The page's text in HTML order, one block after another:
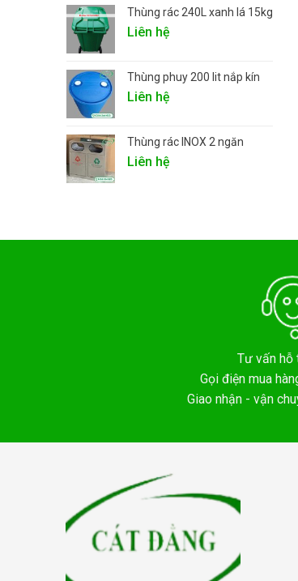
Thùng rác 240L xanh lá 15kg
Liên hệ
Thùng phuy 200 lit nắp kín
Liên hệ
Thùng rác INOX 2 ngăn
Liên hệ
Tư vấn
Gọi điện mua
Giao nhận - vận